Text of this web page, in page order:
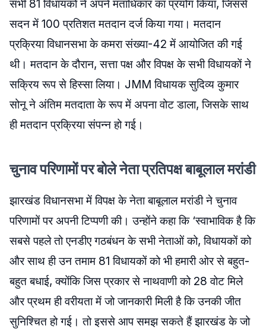
सभी 81 विधायकों ने अपने मताधिकार का प्रयोग किया, जिससे
सदन में 100 प्रतिशत मतदान दर्ज किया गया। मतदान
प्रक्रिया विधानसभा के कमरा संख्या-42 में आयोजित की गई
थी। मतदान के दौरान, सत्ता पक्ष और विपक्ष के सभी विधायकों ने
सक्रिय रूप से हिस्सा लिया। JMM विधायक सुदिव्य कुमार
सोनू ने अंतिम मतदाता के रूप में अपना वोट डाला, जिसके साथ
ही मतदान प्रक्रिया संपन्न हो गई।
चुनाव परिणामों पर बोले नेता प्रतिपक्ष बाबूलाल मरांडी
झारखंड विधानसभा में विपक्ष के नेता बाबूलाल मरांडी ने चुनाव
परिणामों पर अपनी टिप्पणी की। उन्होंने कहा कि ‘स्वाभाविक है कि
सबसे पहले तो एनडीए गठबंधन के सभी नेताओं को, विधायकों को
और साथ ही उन तमाम 81 विधायकों को भी हमारी ओर से बहुत-
बहुत बधाई, क्योंकि जिस प्रकार से नाथवाणी को 28 वोट मिले
और प्रथम ही वरीयता में जो जानकारी मिली है कि उनकी जीत
सुनिश्चित हो गई। तो इससे आप समझ सकते हैं झारखंड के जो